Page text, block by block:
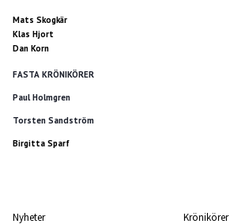
Mats Skogkär
Klas Hjort
Dan Korn
FASTA KRÖNIKÖRER
Paul Holmgren
Torsten Sandström
Birgitta Sparf
Nyheter Krönikörer